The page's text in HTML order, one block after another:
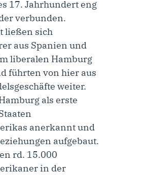
17. Jahrhundert eng
verbunden.
ließen sich
aus Spanien und
liberalen Hamburg
führten von hier aus
weiter.
als erste
anerkannt und
aufgebaut.
rd. 15.000
in der